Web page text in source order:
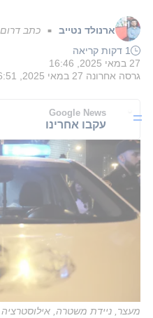
ארנולד נטייב ■ כתב דרום
1 דקות קריאה
27 במאי 2025, 16:46
גרסה אחרונה 27 במאי 2025, 16:51
Google News
עקבו אחרינו
מעצר, ניידת משטרה, אילוסטרציה